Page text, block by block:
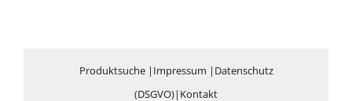
Produktsuche| Impressum | Datenschutz
(DSGVO)| Kontakt